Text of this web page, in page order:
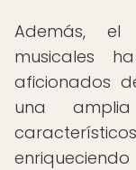
Además, el
musicales
aficionados
una